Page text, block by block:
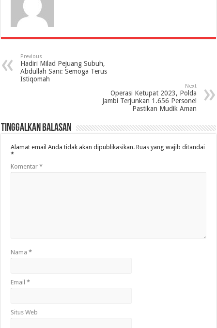
Previous
Hadiri Milad Pejuang Subuh,
Abdullah Sani: Semoga Terus
Istiqomah
Next
Operasi Ketupat 2023, Polda
Jambi Terjunkan 1.656 Personel
Pastikan Mudik Aman
Tinggalkan Balasan
Alamat email Anda tidak akan dipublikasikan. Ruas yang wajib ditandai
*
Komentar*
Nama*
Email*
Situs Web